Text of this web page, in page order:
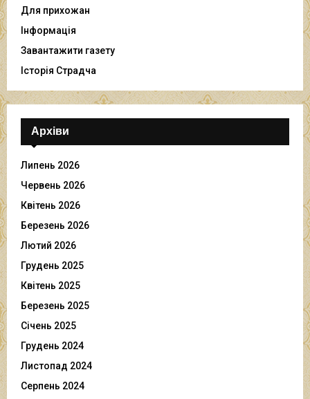
Для прихожан
Інформація
Завантажити газету
Історія Страдча
Архіви
Липень 2026
Червень 2026
Квітень 2026
Березень 2026
Лютий 2026
Грудень 2025
Квітень 2025
Березень 2025
Січень 2025
Грудень 2024
Листопад 2024
Серпень 2024